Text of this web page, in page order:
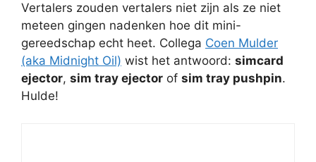
Vertalers zouden vertalers niet zijn als ze niet
meteen gingen nadenken hoe dit mini-
gereedschap echt heet. Collega Coen Mulder
(aka Midnight Oil) wist het antwoord: simcard
ejector, sim tray ejector of sim tray pushpin.
Hulde!